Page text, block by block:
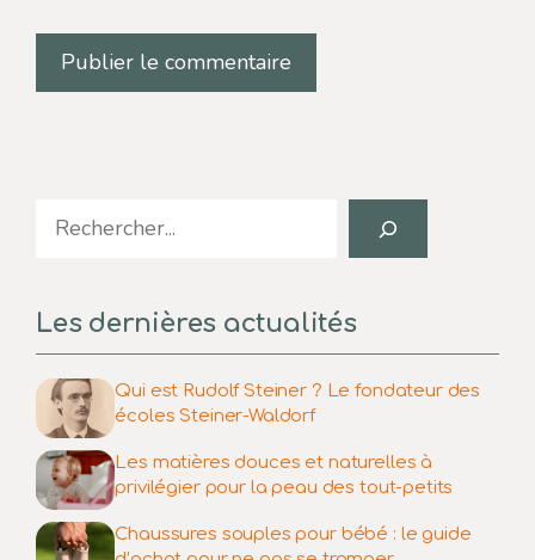
Search
Les dernières actualités
Qui est Rudolf Steiner ? Le fondateur des
écoles Steiner-Waldorf
Les matières douces et naturelles à
privilégier pour la peau des tout-petits
Chaussures souples pour bébé : le guide